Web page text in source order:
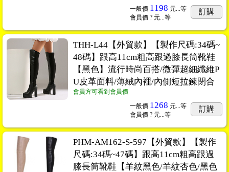
一般價 1198 元...等
會員價 ? 元...等
訂購
THH-L44【外貿款】【製作尺碼:34碼~
48碼】跟高11cm粗高跟過膝長筒靴鞋
【黑色】流行時尚百搭/微彈超細纖維P
U皮革面料/薄絨內裡/內側短拉鍊閉合
會員方可看到會員價
一般價 1268 元...等
會員價 ? 元...等
訂購
PHM-AM162-S-597【外貿款】【製作
尺碼:34碼~47碼】跟高11cm粗高跟過
膝長筒靴鞋【羊紋黑色/羊紋杏色/黑色